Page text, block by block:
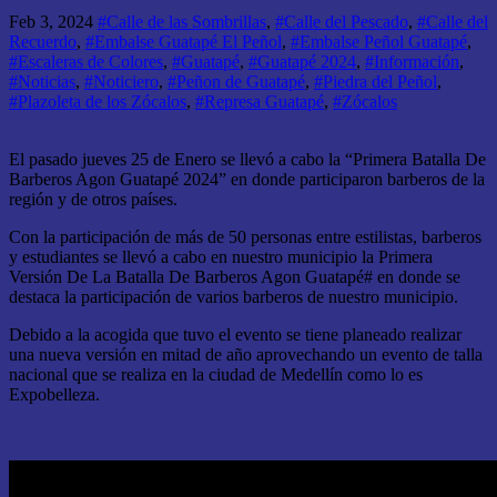
Feb 3, 2024 #Calle de las Sombrillas, #Calle del Pescado, #Calle del
Recuerdo, #Embalse Guatapé El Peñol, #Embalse Peñol Guatapé,
#Escaleras de Colores, #Guatapé, #Guatapé 2024, #Información,
#Noticias, #Noticiero, #Peñon de Guatapé, #Piedra del Peñol,
#Plazoleta de los Zócalos, #Represa Guatapé, #Zócalos
El pasado jueves 25 de Enero se llevó a cabo la “Primera Batalla De
Barberos Agon Guatapé 2024” en donde participaron barberos de la
región y de otros países.
Con la participación de más de 50 personas entre estilistas, barberos
y estudiantes se llevó a cabo en nuestro municipio la Primera
Versión De La Batalla De Barberos Agon Guatapé# en donde se
destaca la participación de varios barberos de nuestro municipio.
Debido a la acogida que tuvo el evento se tiene planeado realizar
una nueva versión en mitad de año aprovechando un evento de talla
nacional que se realiza en la ciudad de Medellín como lo es
Expobelleza.